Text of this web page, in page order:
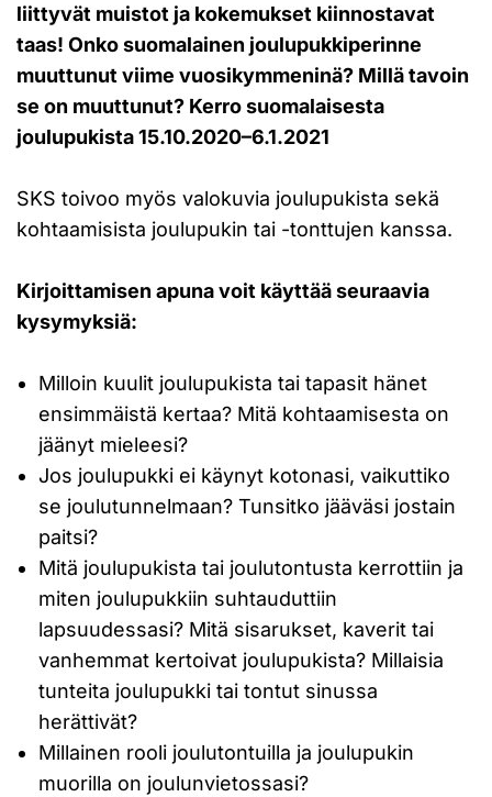
liittyvät muistot ja kokemukset kiinnostavat
taas! Onko suomalainen joulupukkiperinne
muuttunut viime vuosikymmeninä? Millä tavoin
se on muuttunut? Kerro suomalaisesta
joulupukista 15.10.2020–6.1.2021
SKS toivoo myös valokuvia joulupukista sekä
kohtaamisista joulupukin tai -tonttujen kanssa.
Kirjoittamisen apuna voit käyttää seuraavia
kysymyksiä:
Milloin kuulit joulupukista tai tapasit hänet
ensimmäistä kertaa? Mitä kohtaamisesta on
jäänyt mieleesi?
Jos joulupukki ei käynyt kotonasi, vaikuttiko
se joulutunnelmaan? Tunsitko jääväsi jostain
paitsi?
Mitä joulupukista tai joulutontusta kerrottiin ja
miten joulupukkiin suhtauduttiin
lapsuudessasi? Mitä sisarukset, kaverit tai
vanhemmat kertoivat joulupukista? Millaisia
tunteita joulupukki tai tontut sinussa
herättivät?
Millainen rooli joulutontuilla ja joulupukin
muorilla on joulunvietossasi?